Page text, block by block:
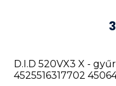
D.I.D 520VX3 X -
4525516317702